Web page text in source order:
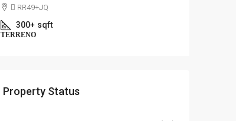
 RR49+JQ
300+ sqft
TERRENO
Property Status